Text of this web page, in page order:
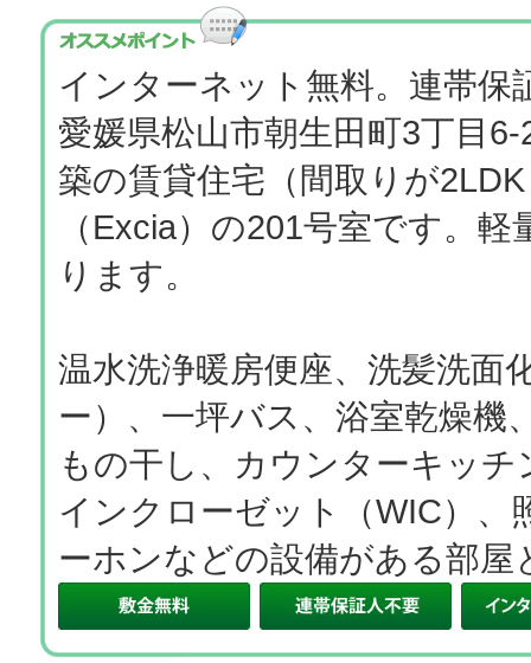
インターネット無料。連帯保
愛媛県松山市朝生田町3丁目
築の賃貸住宅（間取りが
（Excia）の201号室です。
ります。
温水洗浄暖房便座、洗髪洗面
ー）、一坪バス、浴室乾燥機
もの干し、カウンターキッ
インクローゼット（WIC）、
ーホンなどの設備がある部屋